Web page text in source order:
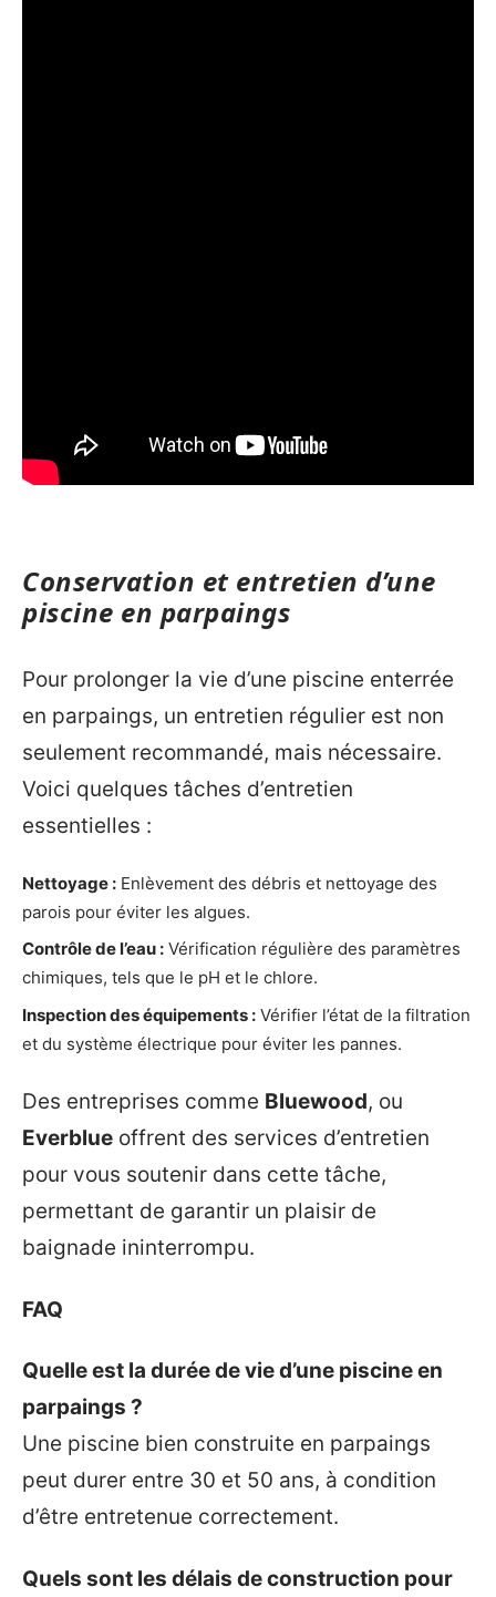
Conservation et entretien d’une
piscine en parpaings
Pour prolonger la vie d’une piscine enterrée
en parpaings, un entretien régulier est non
seulement recommandé, mais nécessaire.
Voici quelques tâches d’entretien
essentielles :
Nettoyage : Enlèvement des débris et nettoyage des
parois pour éviter les algues.
Contrôle de l’eau : Vérification régulière des paramètres
chimiques, tels que le pH et le chlore.
Inspection des équipements : Vérifier l’état de la filtration
et du système électrique pour éviter les pannes.
Des entreprises comme Bluewood, ou
Everblue offrent des services d’entretien
pour vous soutenir dans cette tâche,
permettant de garantir un plaisir de
baignade ininterrompu.
FAQ
Quelle est la durée de vie d’une piscine en
parpaings ?
Une piscine bien construite en parpaings
peut durer entre 30 et 50 ans, à condition
d’être entretenue correctement.
Quels sont les délais de construction pour